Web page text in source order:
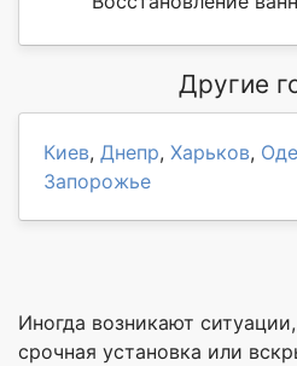
Другие
Киев, Днепр, Харьков,
Запорожье
Иногда возникают
срочная установка или